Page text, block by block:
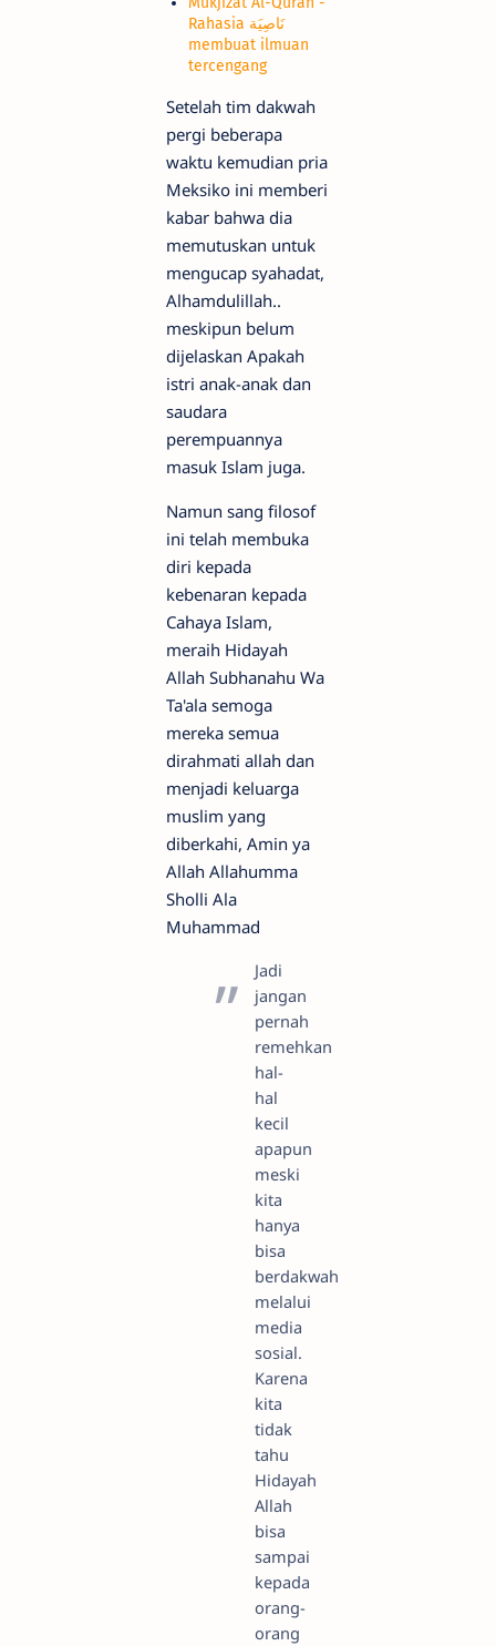
Rahasia نَاصِيَة
membuat ilmuan
tercengang
Setelah tim dakwah
pergi beberapa
waktu kemudian pria
Meksiko ini memberi
kabar bahwa dia
memutuskan untuk
mengucap syahadat,
Alhamdulillah..
meskipun belum
dijelaskan Apakah
istri anak-anak dan
saudara
perempuannya
masuk Islam juga.
Namun sang filosof
ini telah membuka
diri kepada
kebenaran kepada
Cahaya Islam,
meraih Hidayah
Allah Subhanahu Wa
Ta'ala semoga
mereka semua
dirahmati allah dan
menjadi keluarga
muslim yang
diberkahi, Amin ya
Allah Allahumma
Sholli Ala
Muhammad
Jadi
jangan
pernah
remehkan
hal-
hal
kecil
apapun
meski
kita
hanya
bisa
berdakwah
melalui
media
sosial.
Karena
kita
tidak
tahu
Hidayah
Allah
bisa
sampai
kepada
orang-
orang